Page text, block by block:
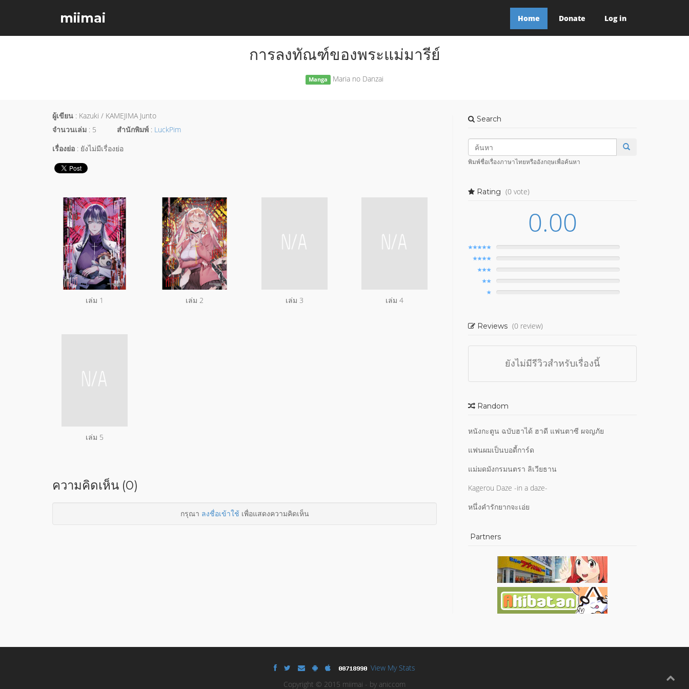
miimai Home Donate Log in
การลงทัณฑ์ของพระแม่มารีย์
Manga Maria no Danzai
ผู้เขียน : Kazuki / KAMEJIMA Junto
จำนวนเล่ม : 5 สำนักพิมพ์ : LuckPim
เรื่องย่อ : ยังไม่มีเรื่องย่อ
เล่ม 1 เล่ม 2 เล่ม 3 เล่ม 4
เล่ม 5
ความคิดเห็น (0)
กรุณา ลงชื่อเข้าใช้เพื่อแสดงความคิดเห็น
Search
พิมพ์ชื่อเรื่องภาษาไทยหรืออังกฤษเพื่อค้นหา
Rating (0 vote)
0.00
Reviews (0 review)
ยังไม่มีรีวิวสำหรับเรื่องนี้
Random
หนังกะตูน ฉบับฮาได้ ฮาดี แฟนตาซี ผจญภัย
แฟนผมเป็นบอดี้การ์ด
แม่มดมังกรมนตรา ลิเวียธาน
Kagerou Daze -in a daze-
หนึ่งคำรักยากจะเอ่ย
Partners
View My Stats
Copyright © 2015 miimai - by aniccom